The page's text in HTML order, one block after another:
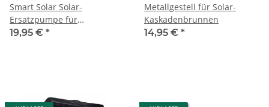
Smart Solar Solar-
Ersatzpumpe für
Gartenbrunnen SP-160X03
19,95 € *
Metallgestell für Solar-
Kaskadenbrunnen
14,95 € *